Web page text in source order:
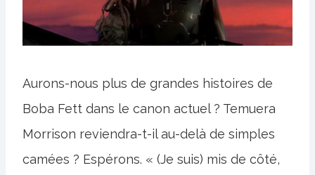
Aurons-nous plus de grandes histoires de
Boba Fett dans le canon actuel ? Temuera
Morrison reviendra-t-il au-delà de simples
camées ? Espérons. « (Je suis) mis de côté,